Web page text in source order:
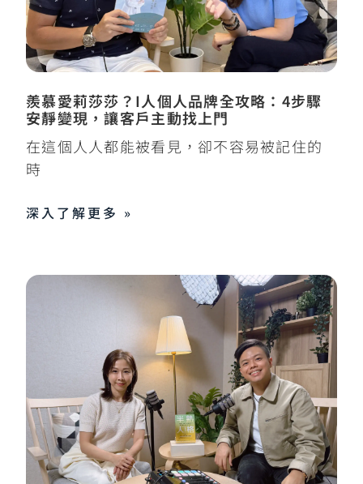
羨慕愛莉莎莎？I人個人品牌全攻略：4步驟
安靜變現，讓客戶主動找上門
在這個人人都能被看見，卻不容易被記住的
時
深入了解更多 »